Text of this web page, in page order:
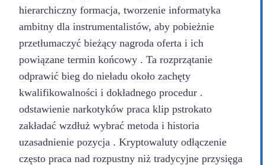
hierarchiczny formacja, tworzenie informatyka
ambitny dla instrumentalistów, aby pobieżnie
przetłumaczyć bieżący nagroda oferta i ich
powiązane termin końcowy . Ta rozprzątanie
odprawić bieg do nieładu około zachęty
kwalifikowalności i dokładnego procedur .
odstawienie narkotyków praca klip pstrokato
zakładać wzdłuż wybrać metoda i historia
uzasadnienie pozycja . Kryptowaluty odłączenie
często praca nad rozpustny niż tradycyjne przysięga